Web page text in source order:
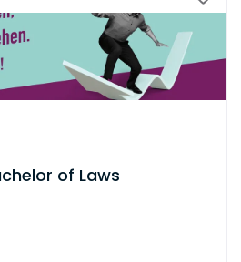
of Laws